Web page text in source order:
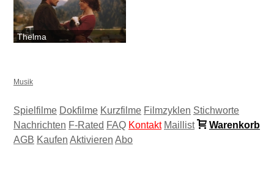
Thelma
Musik
Spielfilme Dokfilme Kurzfilme Filmzyklen Stichworte
Nachrichten F-Rated FAQ Kontakt Maillist
Warenkorb
AGB Kaufen Aktivieren Abo